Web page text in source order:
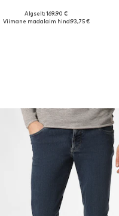
Saadaval erinevates suurustes
Algselt: 169,90 €
Viimane madalaim hind:93,75 €